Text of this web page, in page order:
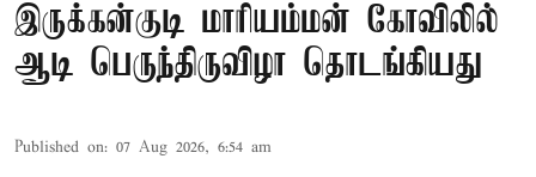
இருக்கன்குடி மாரியம்மன் கோவிலில்
ஆடி பெருந்திருவிழா தொடங்கியது
Published on: 07 Aug 2026, 6:54 am